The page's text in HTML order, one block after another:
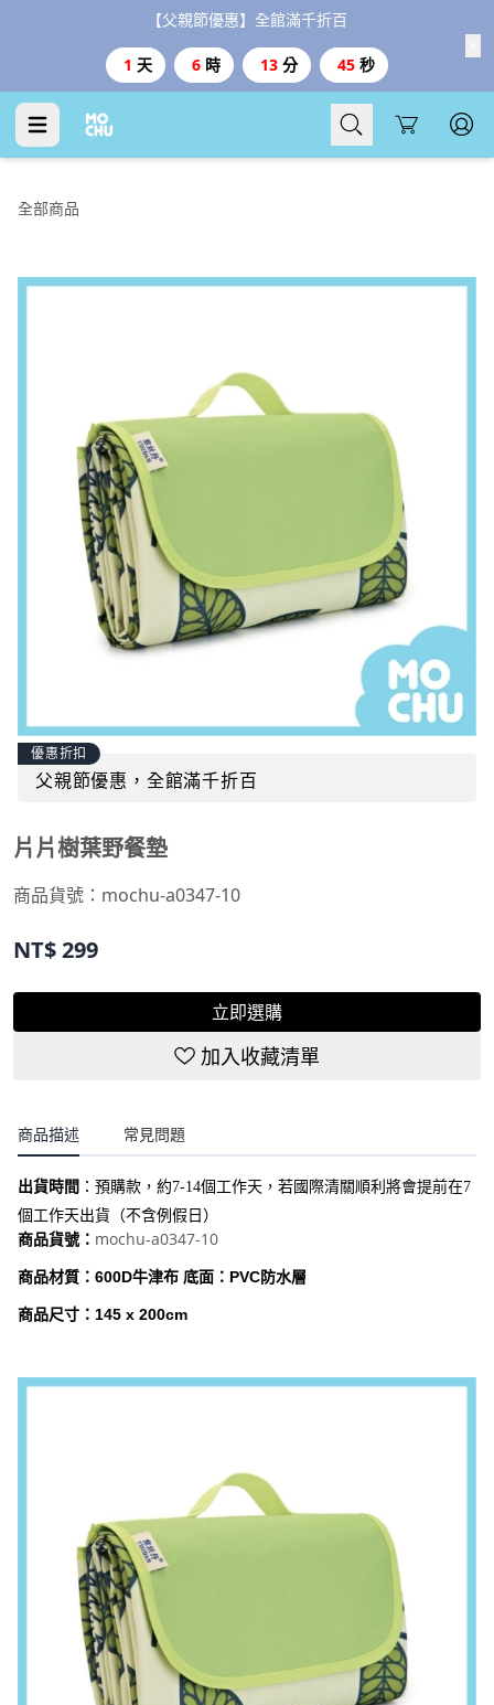
【父親節優惠】全館滿千折百
1 天 6 時 13 分 44 秒
Cart
全部商品
優惠折扣
父親節優惠，全館滿千折百
片片樹葉野餐墊
商品貨號： mochu-a0347-10
NT$299
立即選購
加入收藏清單
商品描述 常見問題
出貨時間 ： 預購款，約7-14個工作天，若國際清關順利將會提前在7
個工作天出貨（不含例假日）
商品貨號： mochu-a0347-10
商品材質：600D牛津布 底面：PVC防水層
商品尺寸：145 x 200cm